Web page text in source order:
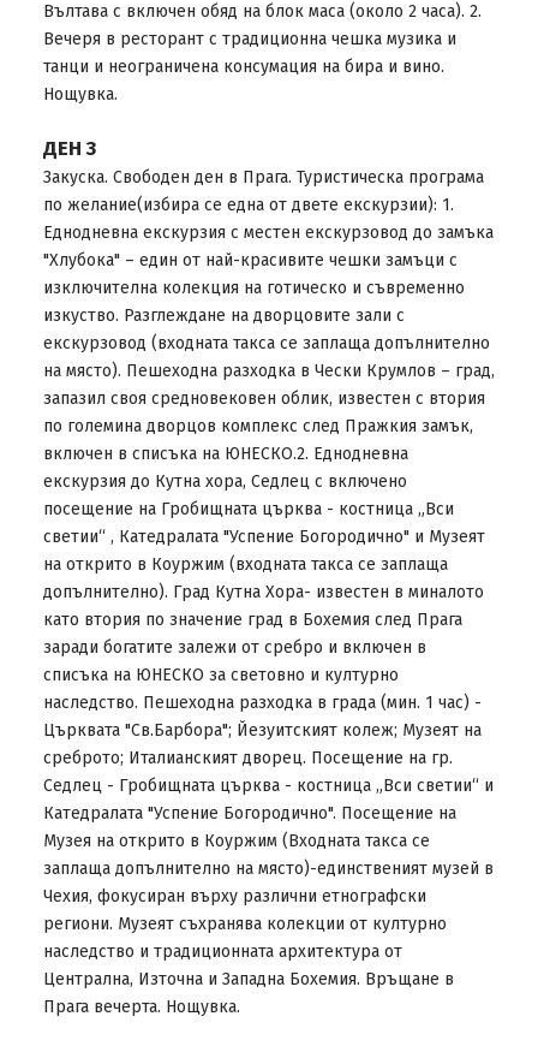
Вълтава с включен обяд на блок маса (около 2 часа). 2.
Вечеря в ресторант с традиционна чешка музика и
танци и неограничена консумация на бира и вино.
Нощувка.
ДЕН 3
Закуска. Свободен ден в Прага. Туристическа програма
по желание(избира се една от двете екскурзии): 1.
Еднодневна екскурзия с местен екскурзовод до замъка
"Хлубока" – един от най-красивите чешки замъци с
изключителна колекция на готическо и съвременно
изкуство. Разглеждане на дворцовите зали с
екскурзовод (входната такса се заплаща допълнително
на място). Пешеходна разходка в Чески Крумлов – град,
запазил своя средновековен облик, известен с втория
по големина дворцов комплекс след Пражкия замък,
включен в списъка на ЮНЕСКО.2. Еднодневна
екскурзия до Кутна хора, Седлец с включено
посещение на Гробищната църква - костница „Вси
светии“ , Катедралата "Успение Богородично" и Музеят
на открито в Коуржим (входната такса се заплаща
допълнително). Град Кутна Хора- известен в миналото
като втория по значение град в Бохемия след Прага
заради богатите залежи от сребро и включен в
списъка на ЮНЕСКО за световно и културно
наследство. Пешеходна разходка в града (мин. 1 час) -
Църквата "Св.Барбора"; Йезуитският колеж; Музеят на
среброто; Италианският дворец. Посещение на гр.
Седлец - Гробищната църква - костница „Вси светии“ и
Катедралата "Успение Богородично". Посещение на
Музея на открито в Коуржим (Входната такса се
заплаща допълнително на място)-единственият музей в
Чехия, фокусиран върху различни етнографски
региони. Музеят съхранява колекции от културно
наследство и традиционната архитектура от
Централна, Източна и Западна Бохемия. Връщане в
Прага вечерта. Нощувка.